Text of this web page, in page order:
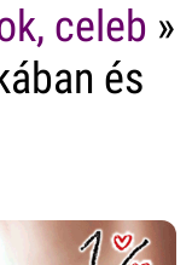
celeb »
és